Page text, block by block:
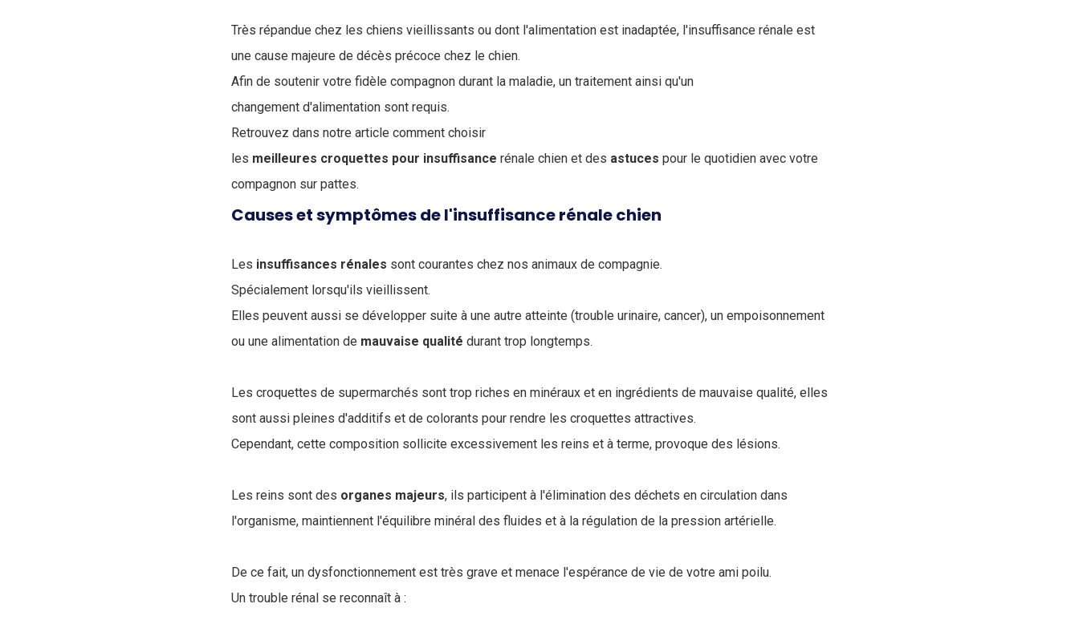
Très répandue chez les chiens vieillissants ou dont l'alimentation est inadaptée, l'insuffisance rénale est
une cause majeure de décès précoce chez le chien.
Afin de soutenir votre fidèle compagnon durant la maladie, un traitement ainsi qu'un
changement d'alimentation sont requis.
Retrouvez dans notre article comment choisir
les meilleures croquettes pour insuffisance rénale chien et des astuces pour le quotidien avec votre
compagnon sur pattes.
Causes et symptômes de l'insuffisance rénale chien
Les insuffisances rénales sont courantes chez nos animaux de compagnie.
Spécialement lorsqu'ils vieillissent.
Elles peuvent aussi se développer suite à une autre atteinte (trouble urinaire, cancer), un empoisonnement
ou une alimentation de mauvaise qualité durant trop longtemps.
Les croquettes de supermarchés sont trop riches en minéraux et en ingrédients de mauvaise qualité, elles
sont aussi pleines d'additifs et de colorants pour rendre les croquettes attractives.
Cependant, cette composition sollicite excessivement les reins et à terme, provoque des lésions.
Les reins sont des organes majeurs, ils participent à l'élimination des déchets en circulation dans
l'organisme, maintiennent l'équilibre minéral des fluides et à la régulation de la pression artérielle.
De ce fait, un dysfonctionnement est très grave et menace l'espérance de vie de votre ami poilu.
Un trouble rénal se reconnaît à :